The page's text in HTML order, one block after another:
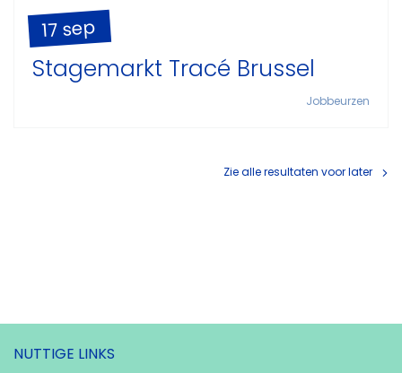
17 sep
Stagemarkt Tracé Brussel
Jobbeurzen
Zie alle resultaten voor later
NUTTIGE LINKS